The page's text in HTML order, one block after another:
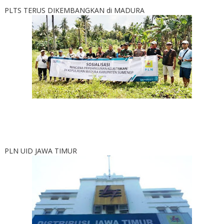
PLTS TERUS DIKEMBANGKAN di MADURA
PLN UID JAWA TIMUR